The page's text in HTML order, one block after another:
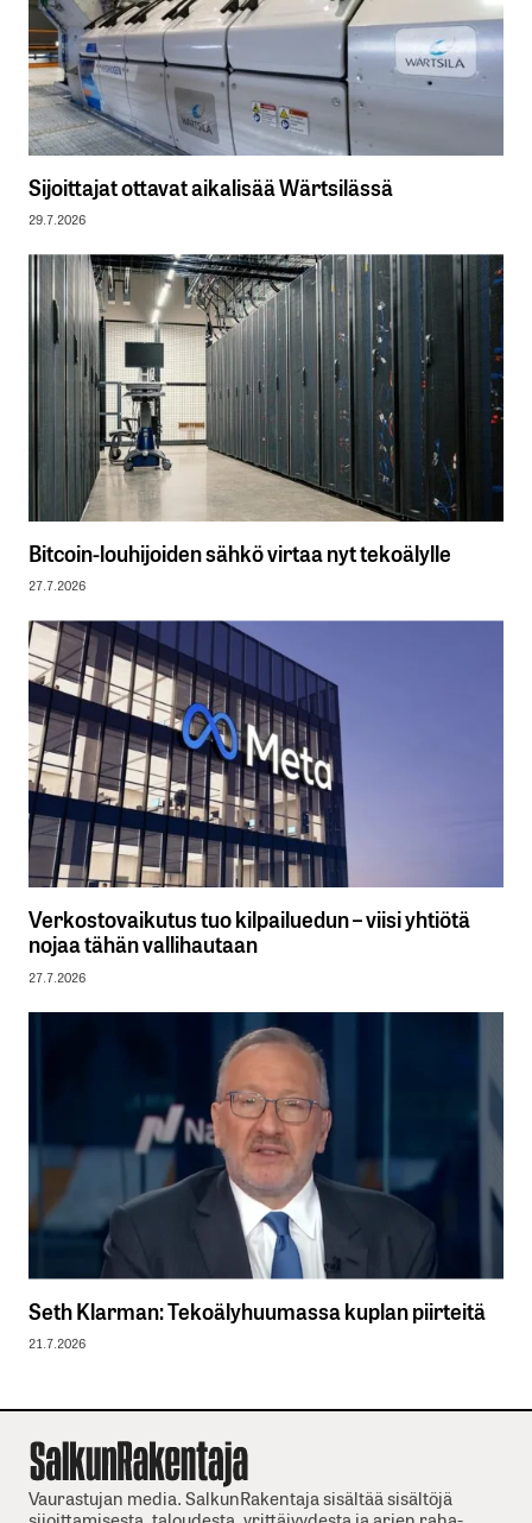
Sijoittajat ottavat aikalisää Wärtsilässä
29.7.2026
Bitcoin-louhijoiden sähkö virtaa nyt tekoälylle
27.7.2026
Verkostovaikutus tuo kilpailuedun – viisi yhtiötä
nojaa tähän vallihautaan
27.7.2026
Seth Klarman: Tekoälyhuumassa kuplan piirteitä
21.7.2026
Vaurastujan media. SalkunRakentaja sisältää sisältöjä